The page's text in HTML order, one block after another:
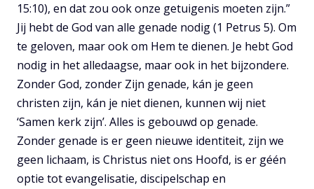
15:10), en dat zou ook onze getuigenis moeten zijn.”
Jij hebt de God van alle genade nodig (1 Petrus 5). Om
te geloven, maar ook om Hem te dienen. Je hebt God
nodig in het alledaagse, maar ook in het bijzondere.
Zonder God, zonder Zijn genade, kán je geen
christen zijn, kán je niet dienen, kunnen wij niet
‘Samen kerk zijn’. Alles is gebouwd op genade.
Zonder genade is er geen nieuwe identiteit, zijn we
geen lichaam, is Christus niet ons Hoofd, is er géén
optie tot evangelisatie, discipelschap en